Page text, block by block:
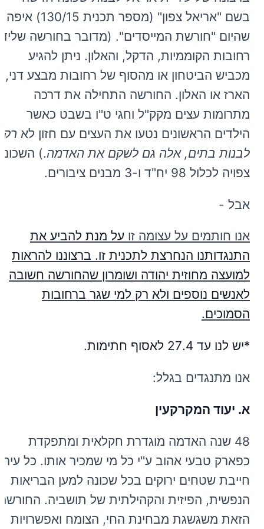
בשם "אריאל צפון" (מספר תכנית 130/15) איפה
שהיום "חורשת המייסדים". (מדובר בחורשה שליד
רחובות הקוממיות, הדקל, והאלון. ניתן להגיע
מכביש הביטחון או מהסוף של רחובות מבצע דני,
הארז או האלון. החורשה התחילה את דרכה
מתרומות עצים מקק"ל וחגי ט"ו בשבט כאשר
הילדים הראשונים נטעו את העצים עם חזון לא רק
לבנות בתים, אלה גם לשקם את האדמה.)
צפויה לכלול 98 יח"ד ו-3 מבנים ציבורים.
אבל -
אנו חותמים על עצומה זו על מנת להביע את
התנגדותנו הנחרצת לתכנית זו. ברצוננו להראות
למועצה מחוזית יהודה ושומרון שהחורשה חשובה
לאנשים נוספים ולא רק למי שגר ברחובות
הסמוכים.
*יש לנו עד 27.4 לאסוף חתימות.
אנו מתנגדים בגלל:
א. יעוד המקרקעין
48 שנה האדמה מוגדרת חקלאית ומתפקדת
כפארק טבעי אהוב ע"י כל מי שמכיר אותו. כל עיר
חייבת שטחים ירוקים בכל שכונה למען הבריאות
הנפשית, הפיזית והקהילתית של תושביה.
הזאת משגשגת מבחינת החי, הצומח ואפשרויות